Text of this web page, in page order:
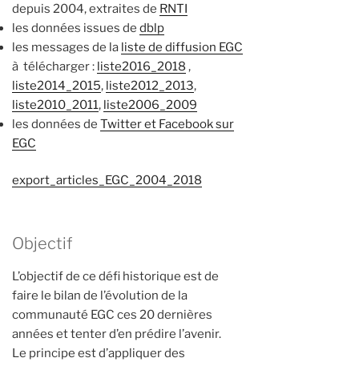
depuis 2004, extraites de RNTI
les données issues de dblp
les messages de la liste de diffusion EGC
à télécharger : liste2016_2018 ,
liste2014_2015, liste2012_2013,
liste2010_2011, liste2006_2009
les données de Twitter et Facebook sur
EGC
export_articles_EGC_2004_2018
Objectif
L’objectif de ce défi historique est de
faire le bilan de l’évolution de la
communauté EGC ces 20 dernières
années et tenter d’en prédire l’avenir.
Le principe est d’appliquer des